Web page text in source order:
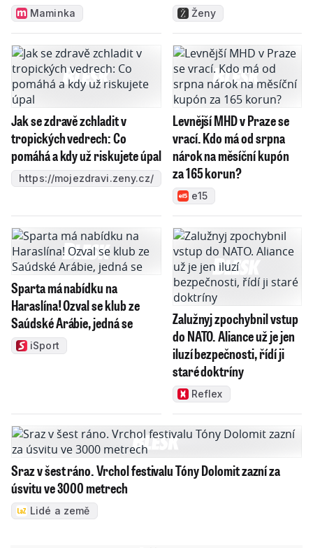
Maminka Ženy
Jak se zdravě zchladit v
tropických vedrech: Co
pomáhá a kdy už riskujete úpal
https://mojezdravi.zeny.cz/
Levnější MHD v Praze se
vrací. Kdo má od srpna
nárok na měsíční kupón
za 165 korun?
e15
Sparta má nabídku na
Haraslína! Ozval se klub ze
Saúdské Arábie, jedná se
iSport
Zalužnyj zpochybnil vstup
do NATO. Aliance už je jen
iluzí bezpečnosti, řídí ji
staré doktríny
Reflex
Sraz v šest ráno. Vrchol festivalu Tóny Dolomit zazní za
úsvitu ve 3000 metrech
Lidé a země